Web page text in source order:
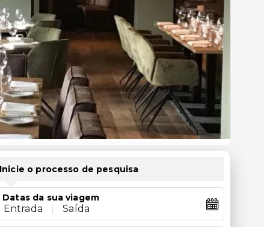
Inicie o processo de pesquisa
Datas da sua viagem
Entrada Saída